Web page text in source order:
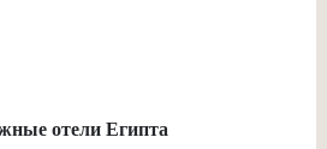
отели Египта